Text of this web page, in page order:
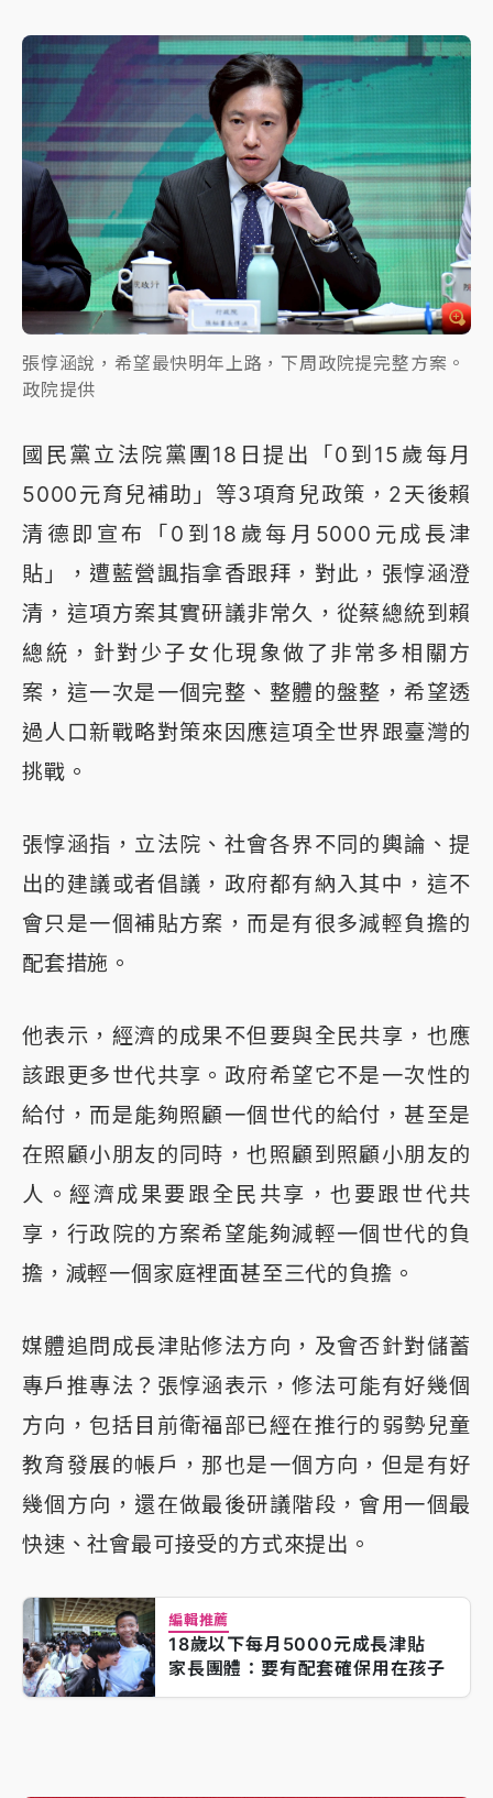
張惇涵說，希望最快明年上路，下周政院提完整方案。
政院提供
國民黨立法院黨團18日提出「0到15歲每月
5000元育兒補助」等3項育兒政策，2天後賴
清德即宣布「0到18歲每月5000元成長津
貼」，遭藍營諷指拿香跟拜，對此，張惇涵澄
清，這項方案其實研議非常久，從蔡總統到賴
總統，針對少子女化現象做了非常多相關方
案，這一次是一個完整、整體的盤整，希望透
過人口新戰略對策來因應這項全世界跟臺灣的
挑戰。
張惇涵指，立法院、社會各界不同的輿論、提
出的建議或者倡議，政府都有納入其中，這不
會只是一個補貼方案，而是有很多減輕負擔的
配套措施。
他表示，經濟的成果不但要與全民共享，也應
該跟更多世代共享。政府希望它不是一次性的
給付，而是能夠照顧一個世代的給付，甚至是
在照顧小朋友的同時，也照顧到照顧小朋友的
人。經濟成果要跟全民共享，也要跟世代共
享，行政院的方案希望能夠減輕一個世代的負
擔，減輕一個家庭裡面甚至三代的負擔。
媒體追問成長津貼修法方向，及會否針對儲蓄
專戶推專法？張惇涵表示，修法可能有好幾個
方向，包括目前衛福部已經在推行的弱勢兒童
教育發展的帳戶，那也是一個方向，但是有好
幾個方向，還在做最後研議階段，會用一個最
快速、社會最可接受的方式來提出。
編輯推薦
18歲以下每月5000元成長津貼
家長團體：要有配套確保用在孩子